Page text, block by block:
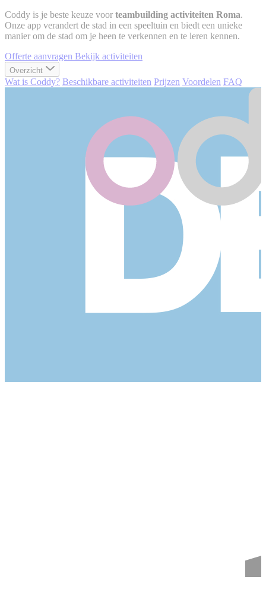
Coddy is je beste keuze voor teambuilding activiteiten Roma.
Onze app verandert de stad in een speeltuin en biedt een unieke
manier om de stad om je heen te verkennen en te leren kennen.
Offerte aanvragen Bekijk activiteiten
Overzicht
Wat is Coddy? Beschikbare activiteiten Prijzen Voordelen FAQ